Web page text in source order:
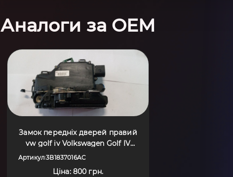
Аналоги за OEM
Замок передніх дверей правий
vw golf iv Volkswagen Golf IV
(1997-2006) 3B1837016AC
Артикул:3B1837016AC
Ціна: 800 грн.